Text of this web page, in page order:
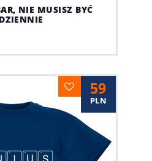
NIE MUSISZ BYĆ
59
PLN